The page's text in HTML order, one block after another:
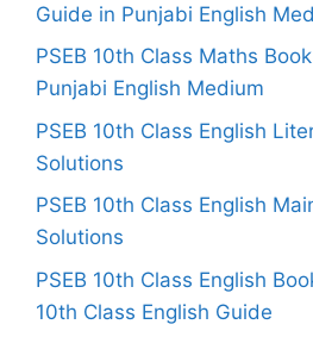
Guide in Punjabi English
PSEB 10th Class Maths
Punjabi English Medium
PSEB 10th Class English
Solutions
PSEB 10th Class English
Solutions
PSEB 10th Class English
10th Class English Guide